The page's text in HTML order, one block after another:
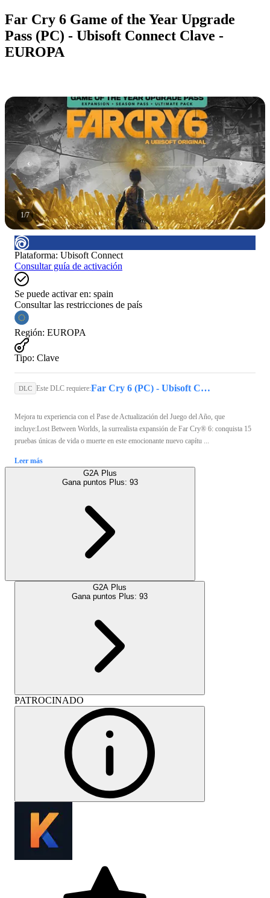
Far Cry 6 Game of the Year Upgrade
Pass (PC) - Ubisoft Connect Clave -
EUROPA
1/7
Plataforma: Ubisoft Connect
Consultar guía de activación
Se puede activar en: spain
Consultar las restricciones de país
Región: EUROPA
Tipo: Clave
DLC Este DLC requiere: Far Cry 6 (PC) - Ubisoft Connect Key - EUROPE
Mejora tu experiencia con el Pase de Actualización del Juego del Año, que
incluye:Lost Between Worlds, la surrealista expansión de Far Cry® 6: conquista 15
pruebas únicas de vida o muerte en este emocionante nuevo capítu ...
Leer más
G2A Plus
Gana puntos Plus: 93
G2A Plus
Gana puntos Plus: 93
PATROCINADO